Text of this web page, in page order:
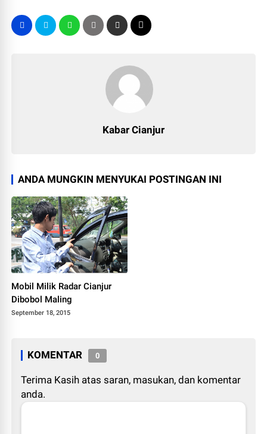
Kabar Cianjur
ANDA MUNGKIN MENYUKAI POSTINGAN INI
Mobil Milik Radar Cianjur
Dibobol Maling
September 18, 2015
KOMENTAR 0
Terima Kasih atas saran, masukan, dan komentar
anda.